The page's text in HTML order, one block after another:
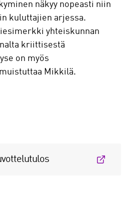
näkyy nopeasti niin
kuluttajien arjessa.
yhteiskunnan
kriittisestä
on myös
Mikkilä.